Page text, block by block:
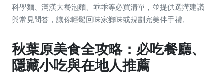
科學麵、滿漢大餐泡麵、乖乖等必買清單，並提供選購建議
與常見問答，讓你輕鬆回味家鄉味或規劃完美伴手禮。
秋葉原美食全攻略：必吃餐廳、
隱藏小吃與在地人推薦